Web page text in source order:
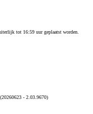
tot 16:59 uur geplaatst worden.
- 2.03.9670)